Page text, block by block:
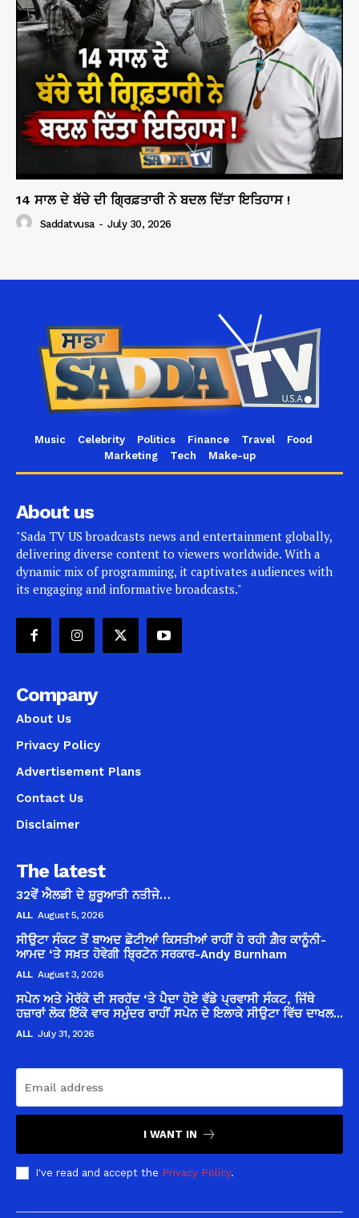
14 ਸਾਲ ਦੇ ਬੱਚੇ ਦੀ ਗ੍ਰਿਫ਼ਤਾਰੀ ਨੇ ਬਦਲ ਦਿੱਤਾ ਇਤਿਹਾਸ !
Saddatvusa - July 30, 2026
Music Celebrity Politics Finance Travel
Food
Marketing
Tech Make-up
About us
"Sada TV US broadcasts news and entertainment globally,
delivering diverse content to viewers worldwide. With a
dynamic mix of programming, it captivates audiences with
its engaging and informative broadcasts."
Company
About Us
Privacy Policy
Advertisement Plans
Contact Us
Disclaimer
The latest
32ਵੇਂ ਐਲਡੀ ਦੇ ਸ਼ੁਰੂਆਤੀ ਨਤੀਜੇ…
ALL August 5, 2026
ਸੀਉਟਾ ਸੰਕਟ ਤੋਂ ਬਾਅਦ ਛੋਟੀਆਂ ਕਿਸਤੀਆਂ ਰਾਹੀਂ ਹੋ ਰਹੀ ਗ਼ੈਰ ਕਾਨੂੰਨੀ-
ਆਮਦ ‘ਤੇ ਸਖ਼ਤ ਹੋਵੇਗੀ ਬ੍ਰਿਟੇਨ ਸਰਕਾਰ-Andy Burnham
ALL August 3, 2026
ਸਪੇਨ ਅਤੇ ਮੋਰੱਕੋ ਦੀ ਸਰਹੱਦ ‘ਤੇ ਪੈਦਾ ਹੋਏ ਵੱਡੇ ਪ੍ਰਵਾਸੀ ਸੰਕਟ, ਜਿੱਥੇ
ਹਜ਼ਾਰਾਂ ਲੋਕ ਇੱਕੋ ਵਾਰ ਸਮੁੰਦਰ ਰਾਹੀਂ ਸਪੇਨ ਦੇ ਇਲਾਕੇ ਸੀਉਟਾ ਵਿੱਚ ਦਾਖਲ...
ALL July 31, 2026
I WANT IN
I've read and accept the Privacy Policy.